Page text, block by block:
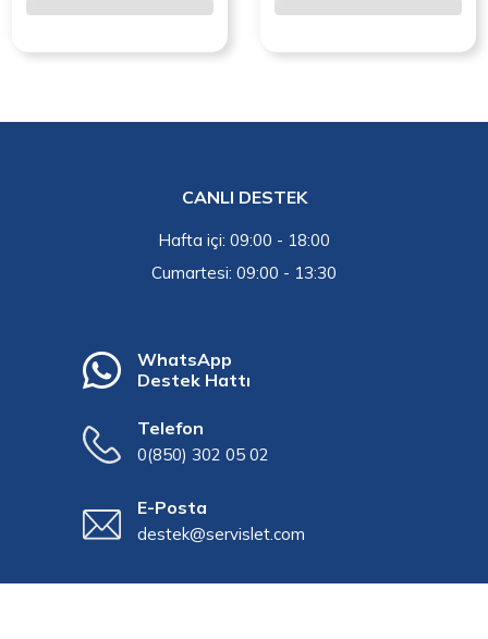
CANLI DESTEK
Hafta içi: 09:00 - 18:00
Cumartesi: 09:00 - 13:30
WhatsApp
Destek Hattı
Telefon
0(850) 302 05 02
E-Posta
destek@servislet.com